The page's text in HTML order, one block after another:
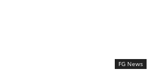
FG News